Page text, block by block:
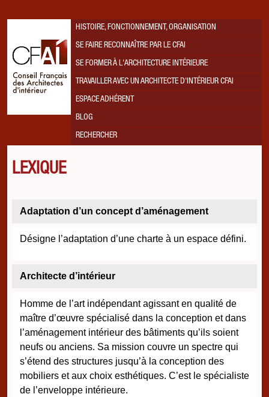
HISTOIRE, FONCTIONNEMENT, ORGANISATION
SE FAIRE RECONNAÎTRE PAR LE CFAI
SE FORMER À L'ARCHITECTURE INTÉRIEURE
TRAVAILLER AVEC UN ARCHITECTE D'INTÉRIEUR CFAI
ESPACE ADHÉRENT
BLOG
RECHERCHER
LEXIQUE
Adaptation d’un concept d’aménagement
Désigne l’adaptation d’une charte à un espace défini.
Architecte d’intérieur
Homme de l’art indépendant agissant en qualité de
maître d’œuvre spécialisé dans la conception et dans
l’aménagement intérieur des bâtiments qu’ils soient
neufs ou anciens. Sa mission couvre un spectre qui
s’étend des structures jusqu’à la conception des
mobiliers et aux choix esthétiques. C’est le spécialiste
de l’enveloppe intérieure.